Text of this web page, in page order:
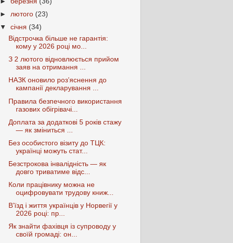
►лютого (23)
▼січня (34)
Відстрочка більше не гарантія:
кому у 2026 році мо...
З 2 лютого відновлюється прийом
заяв на отримання ...
НАЗК оновило роз’яснення до
кампанії декларування ...
Правила безпечного використання
газових обігрівачі...
Доплата за додаткові 5 років стажу
— як зміниться ...
Без особистого візиту до ТЦК:
українці можуть стат...
Безстрокова інвалідність — як
довго триватиме відс...
Коли працівнику можна не
оцифровувати трудову книж...
В’їзд і життя українців у Норвегії у
2026 році: пр...
Як знайти фахівця із супроводу у
своїй громаді: он...